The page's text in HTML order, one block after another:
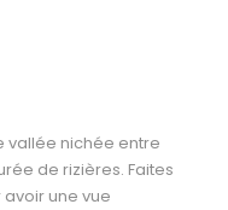
vallée nichée entre
de rizières. Faites
une vue